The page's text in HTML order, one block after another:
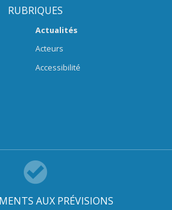
RUBRIQUES
Actualités
Acteurs
Accessibilité
AUX PRÉVISIONS